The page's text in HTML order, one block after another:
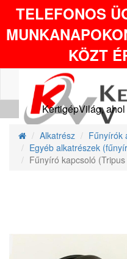
TELEFONOS
KÖZT
KertigépVilág,
Alkatrész
Fűnyírók
Egyéb alkatrészek
Fűnyíró kapcsoló